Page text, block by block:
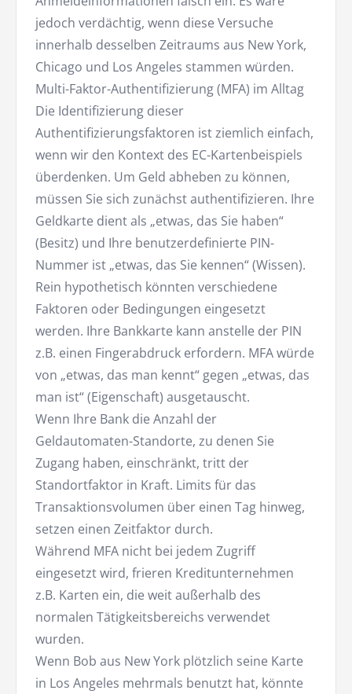
jedoch verdächtig, wenn diese Versuche
innerhalb desselben Zeitraums aus New York,
Chicago und Los Angeles stammen würden.
Multi-Faktor-Authentifizierung (MFA) im Alltag
Die Identifizierung dieser
Authentifizierungsfaktoren ist ziemlich einfach,
wenn wir den Kontext des EC-Kartenbeispiels
überdenken. Um Geld abheben zu können,
müssen Sie sich zunächst authentifizieren. Ihre
Geldkarte dient als „etwas, das Sie haben“
(Besitz) und Ihre benutzerdefinierte PIN-
Nummer ist „etwas, das Sie kennen“ (Wissen).
Rein hypothetisch könnten verschiedene
Faktoren oder Bedingungen eingesetzt
werden. Ihre Bankkarte kann anstelle der PIN
z.B. einen Fingerabdruck erfordern. MFA würde
von „etwas, das man kennt“ gegen „etwas, das
man ist“ (Eigenschaft) ausgetauscht.
Wenn Ihre Bank die Anzahl der
Geldautomaten-Standorte, zu denen Sie
Zugang haben, einschränkt, tritt der
Standortfaktor in Kraft. Limits für das
Transaktionsvolumen über einen Tag hinweg,
setzen einen Zeitfaktor durch.
Während MFA nicht bei jedem Zugriff
eingesetzt wird, frieren Kreditunternehmen
z.B. Karten ein, die weit außerhalb des
normalen Tätigkeitsbereichs verwendet
wurden.
Wenn Bob aus New York plötzlich seine Karte
in Los Angeles mehrmals benutzt hat, könnte